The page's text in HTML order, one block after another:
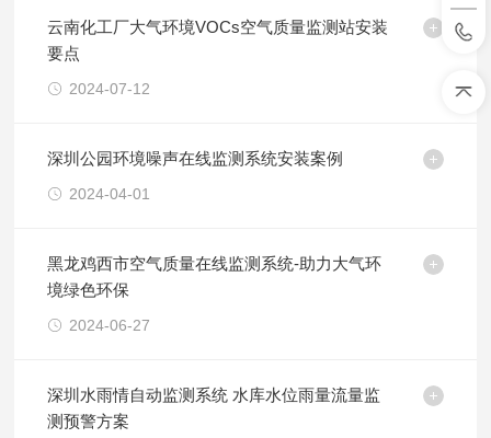
云南化工厂大气环境VOCs空气质量监测站安装
要点
2024-07-12
深圳公园环境噪声在线监测系统安装案例
2024-04-01
黑龙鸡西市空气质量在线监测系统-助力大气环
境绿色环保
2024-06-27
深圳水雨情自动监测系统 水库水位雨量流量监
测预警方案